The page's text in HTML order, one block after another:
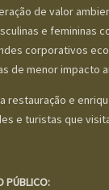
de valor
e femininas
corporativos
de menor impacto
restauração e
e turistas que
PÚBLICO: